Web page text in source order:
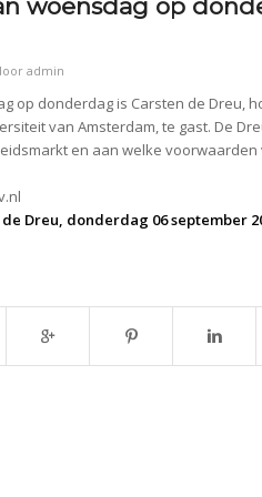
woensdag op
admin
op donderdag is Carsten de Dreu,
van Amsterdam, te gast. De
en aan welke
Dreu, donderdag 06 september